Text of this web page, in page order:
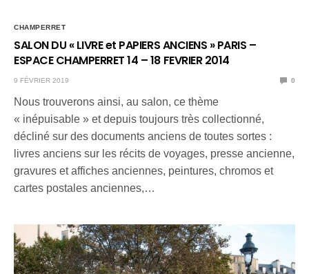
CHAMPERRET
SALON DU « LIVRE et PAPIERS ANCIENS » PARIS –
ESPACE CHAMPERRET 14 – 18 FEVRIER 2014
9 FÉVRIER 2019 0
Nous trouverons ainsi, au salon, ce thème
« inépuisable » et depuis toujours très collectionné,
décliné sur des documents anciens de toutes sortes :
livres anciens sur les récits de voyages, presse ancienne,
gravures et affiches anciennes, peintures, chromos et
cartes postales anciennes,…